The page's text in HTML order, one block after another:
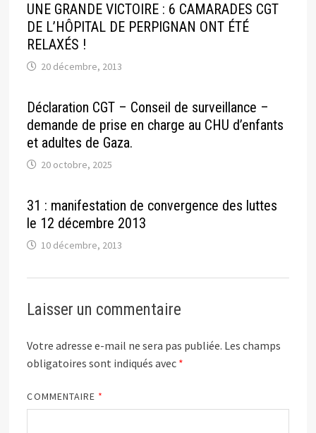
UNE GRANDE VICTOIRE : 6 CAMARADES CGT
DE L’HÔPITAL DE PERPIGNAN ONT ÉTÉ
RELAXÉS !
20 décembre, 2013
Déclaration CGT – Conseil de surveillance –
demande de prise en charge au CHU d’enfants
et adultes de Gaza.
20 octobre, 2025
31 : manifestation de convergence des luttes
le 12 décembre 2013
10 décembre, 2013
Laisser un commentaire
Votre adresse e-mail ne sera pas publiée. Les champs
obligatoires sont indiqués avec *
COMMENTAIRE *